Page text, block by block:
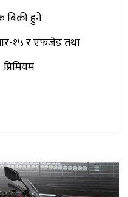
बिक्री हुने
१५ र एफजेड तथा